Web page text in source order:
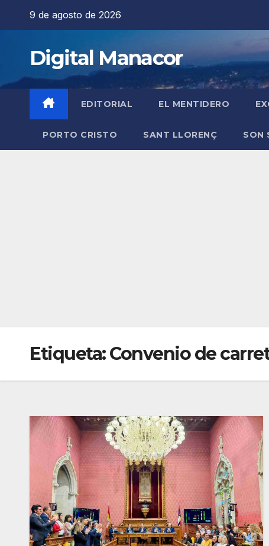
9 de agosto de 2026
Digital Manacor
EDITORIAL EL MENTIDERO
PORTO CRISTO SANT LLORENÇ SON
Etiqueta:Convenio de